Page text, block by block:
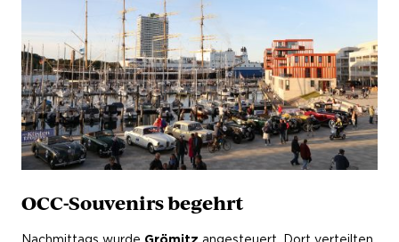
OCC-Souvenirs begehrt